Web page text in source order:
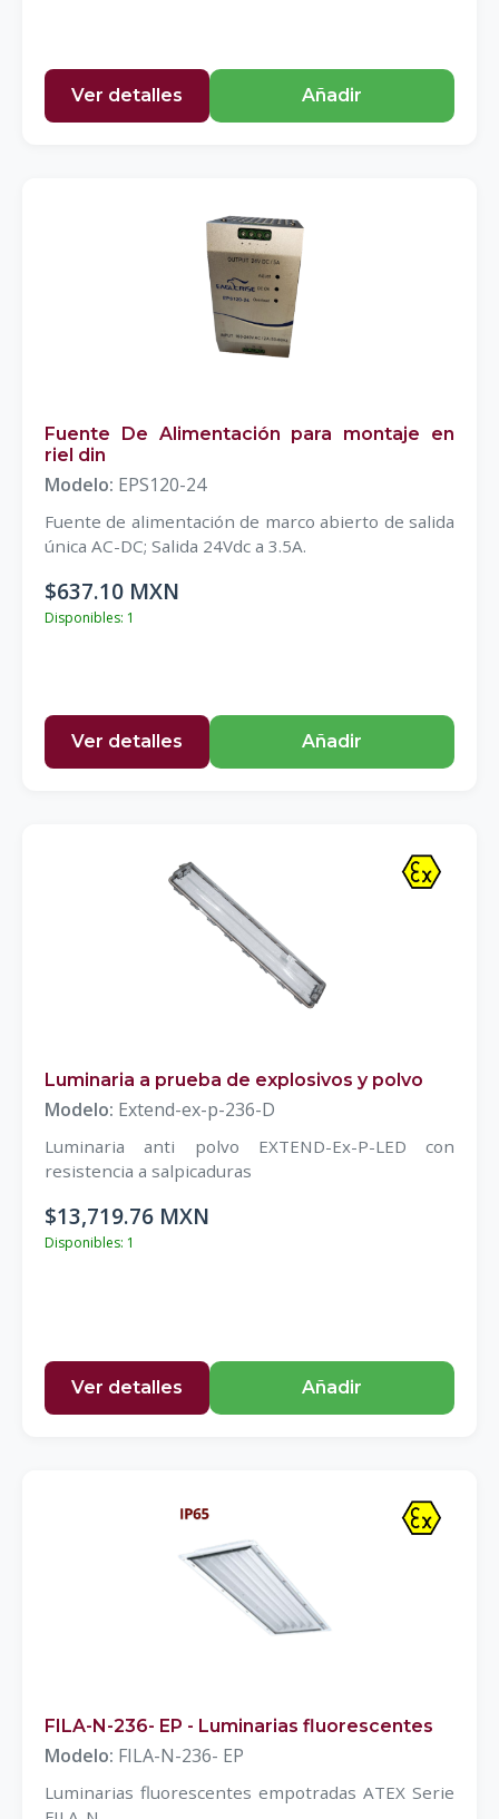
Ver detalles Añadir
Fuente De Alimentación para montaje en
riel din
Modelo: EPS120-24
Fuente de alimentación de marco abierto de salida
única AC-DC; Salida 24Vdc a 3.5A.
$637.10 MXN
Disponibles: 1
Ver detalles Añadir
Luminaria a prueba de explosivos y polvo
Modelo: Extend-ex-p-236-D
Luminaria anti polvo EXTEND-Ex-P-LED con
resistencia a salpicaduras
$13,719.76 MXN
Disponibles: 1
Ver detalles Añadir
FILA-N-236- EP - Luminarias fluorescentes
Modelo: FILA-N-236- EP
Luminarias fluorescentes empotradas ATEX Serie